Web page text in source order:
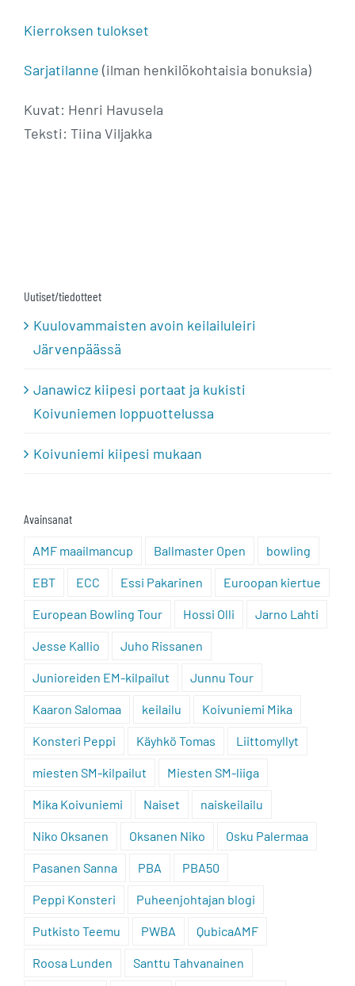
Kierroksen tulokset
Sarjatilanne (ilman henkilökohtaisia bonuksia)
Kuvat: Henri Havusela
Teksti: Tiina Viljakka
Uutiset/tiedotteet
Kuulovammaisten avoin keilailuleiri
Järvenpäässä
Janawicz kiipesi portaat ja kukisti
Koivuniemen loppuottelussa
Koivuniemi kiipesi mukaan
Avainsanat
AMF maailmancup Ballmaster Open bowling
EBT ECC Essi Pakarinen Euroopan kiertue
European Bowling Tour Hossi Olli Jarno Lahti
Jesse Kallio Juho Rissanen
Junioreiden EM-kilpailut Junnu Tour
Kaaron Salomaa keilailu Koivuniemi Mika
Konsteri Peppi Käyhkö Tomas Liittomyllyt
miesten SM-kilpailut Miesten SM-liiga
Mika Koivuniemi Naiset naiskeilailu
Niko Oksanen Oksanen Niko Osku Palermaa
Pasanen Sanna PBA PBA50
Peppi Konsteri Puheenjohtajan blogi
Putkisto Teemu PWBA QubicaAMF
Roosa Lunden Santtu Tahvanainen